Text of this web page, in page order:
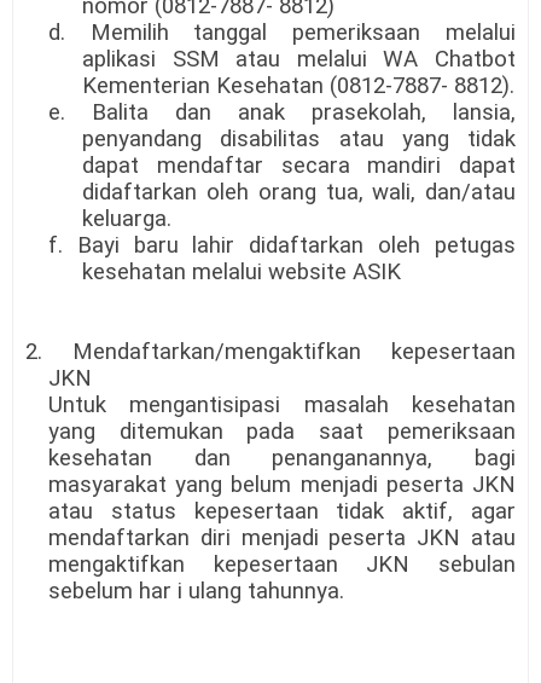
nomor (0812-7887- 8812)
d. Memilih tanggal pemeriksaan melalui
aplikasi SSM atau melalui WA Chatbot
Kementerian Kesehatan (0812-7887- 8812).
e. Balita dan anak prasekolah, lansia,
penyandang disabilitas atau yang tidak
dapat mendaftar secara mandiri dapat
didaftarkan oleh orang tua, wali, dan/atau
keluarga.
f. Bayi baru lahir didaftarkan oleh petugas
kesehatan melalui website ASIK
2. Mendaftarkan/mengaktifkan kepesertaan
JKN
Untuk mengantisipasi masalah kesehatan
yang ditemukan pada saat pemeriksaan
kesehatan dan penanganannya, bagi
masyarakat yang belum menjadi peserta JKN
atau status kepesertaan tidak aktif, agar
mendaftarkan diri menjadi peserta JKN atau
mengaktifkan kepesertaan JKN sebulan
sebelum har i ulang tahunnya.